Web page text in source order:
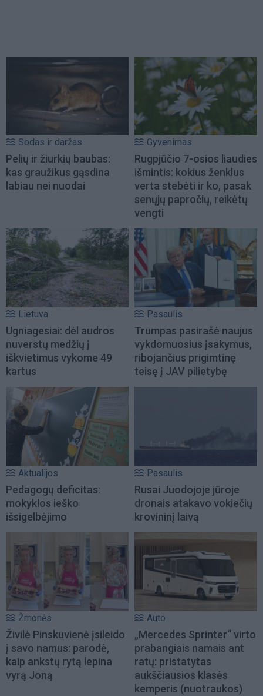
Sodas ir daržas
Pelių ir žiurkių baubas:
kas graužikus gąsdina
labiau nei nuodai
Gyvenimas
Rugpjūčio 7-osios liaudies
išmintis: kokius ženklus
verta stebėti ir ko, pasak
senųjų papročių, reikėtų
vengti
Lietuva
Ugniagesiai: dėl audros
nuverstų medžių į
iškvietimus vykome 49
kartus
Pasaulis
Trumpas pasirašė naujus
vykdomuosius įsakymus,
ribojančius prigimtinę
teisę į JAV pilietybę
Aktualijos
Pedagogų deficitas:
mokyklos ieško
išsigelbėjimo
Pasaulis
Rusai Juodojoje jūroje
dronais atakavo vokiečių
krovininį laivą
Žmonės
Živilė Pinskuvienė įsileido
į savo namus: parodė,
kaip ankstų rytą lepina
vyrą Joną
Auto
„Mercedes Sprinter“ virto
prabangiais namais ant
ratų: pristatytas
aukščiausios klasės
kemperis (nuotraukos)